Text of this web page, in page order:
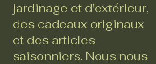
jardinage et d'extérieur,
des cadeaux originaux
et des articles
saisonniers. Nous nous